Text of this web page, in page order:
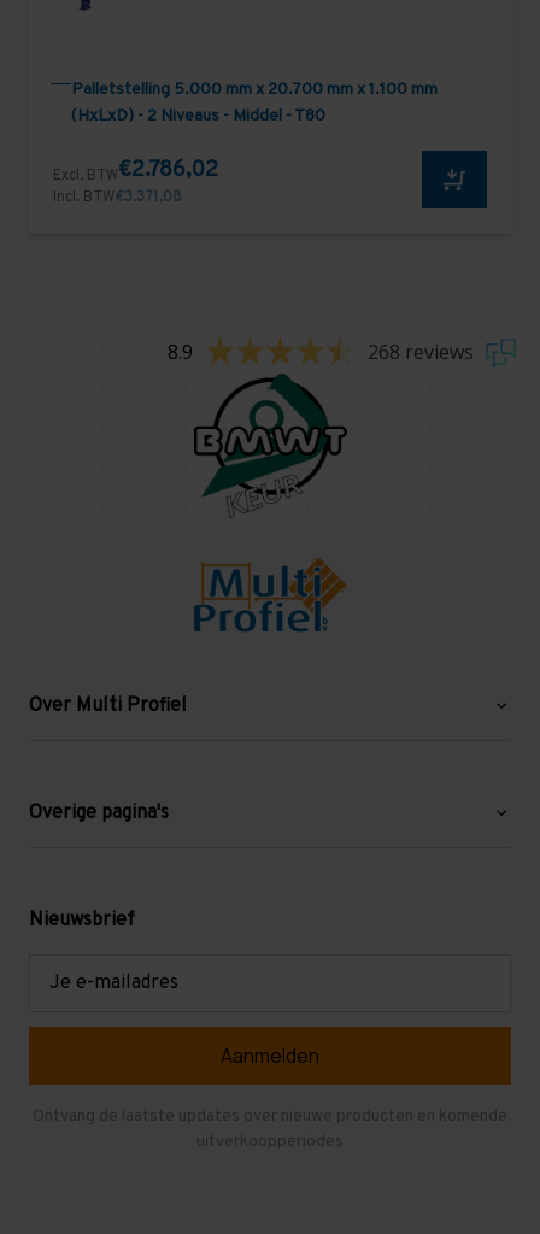
Palletstelling 5.000 mm x 20.700 mm x 1.100 mm
(HxLxD) - 2 Niveaus - Middel - T80
Excl. BTW€2.786,02
Incl. BTW€3.371,08
8.9 268 reviews
Over Multi Profiel
Blog
Levering en afhalen
Overige pagina's
Mezzanine
Gebruikte entresolvloeren
Nieuwsbrief
Ontvang de laatste updates over nieuwe producten en komende
uitverkoopperiodes